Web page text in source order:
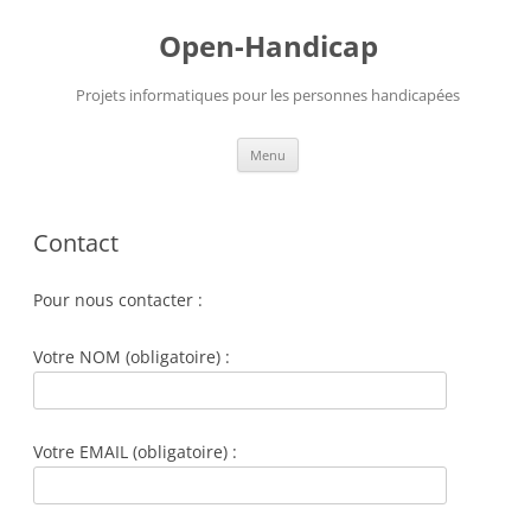
Open-Handicap
Projets informatiques pour les personnes handicapées
Menu
Contact
Pour nous contacter :
Votre NOM (obligatoire) :
Votre EMAIL (obligatoire) :